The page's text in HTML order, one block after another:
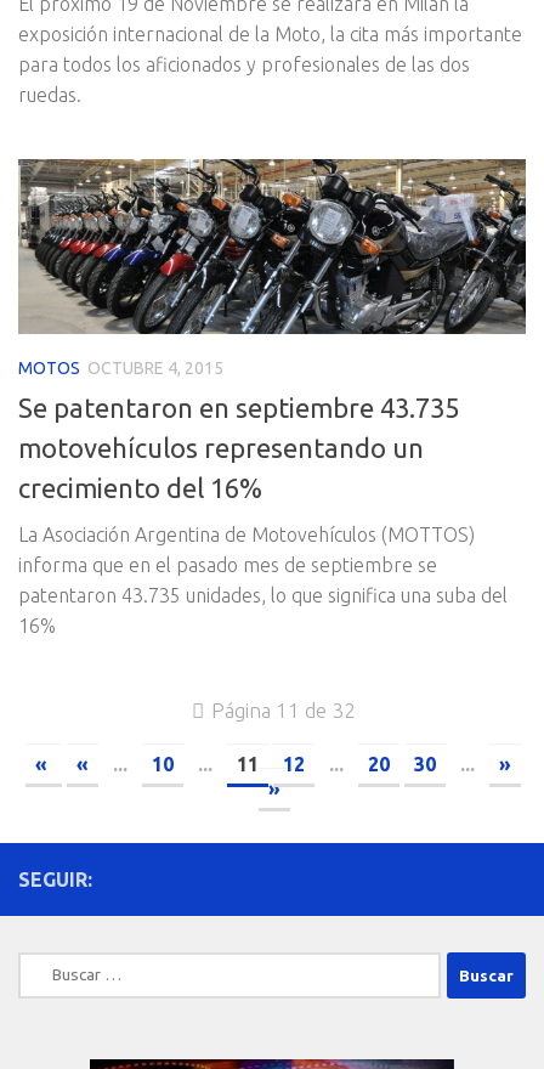
exposición internacional de la Moto, la cita más importante
para todos los aficionados y profesionales de las dos
ruedas.
MOTOS OCTUBRE 4, 2015
Se patentaron en septiembre 43.735
motovehículos representando un
crecimiento del 16%
La Asociación Argentina de Motovehículos (MOTTOS)
informa que en el pasado mes de septiembre se
patentaron 43.735 unidades, lo que significa una suba del
16%
Página 11 de 32
« « ... 10 ... 11 12 ... 20 30 ...
»
»
SEGUIR:
Buscar: